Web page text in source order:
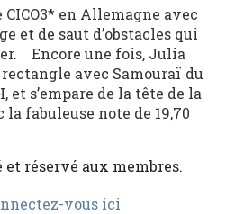
en Allemagne avec
et de saut d’obstacles qui
Encore une fois, Julia
avec Samouraï du
et s’empare de la tête de la
fabuleuse note de 19,70
et réservé aux membres.
vous ici